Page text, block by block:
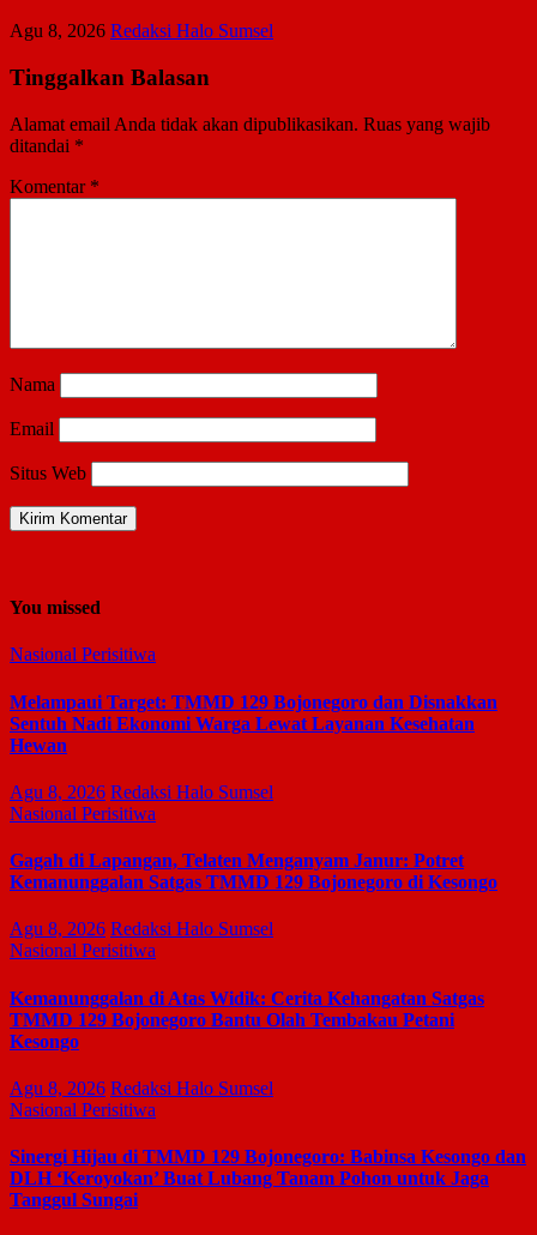
Agu 8, 2026 Redaksi Halo Sumsel
Tinggalkan Balasan
Alamat email Anda tidak akan dipublikasikan. Ruas yang wajib
ditandai *
Komentar *
Nama
Email
Situs Web
You missed
Nasional Perisitiwa
Melampaui Target: TMMD 129 Bojonegoro dan Disnakkan
Sentuh Nadi Ekonomi Warga Lewat Layanan Kesehatan
Hewan
Agu 8, 2026 Redaksi Halo Sumsel
Nasional Perisitiwa
Gagah di Lapangan, Telaten Menganyam Janur: Potret
Kemanunggalan Satgas TMMD 129 Bojonegoro di Kesongo
Agu 8, 2026 Redaksi Halo Sumsel
Nasional Perisitiwa
Kemanunggalan di Atas Widik: Cerita Kehangatan Satgas
TMMD 129 Bojonegoro Bantu Olah Tembakau Petani
Kesongo
Agu 8, 2026 Redaksi Halo Sumsel
Nasional Perisitiwa
Sinergi Hijau di TMMD 129 Bojonegoro: Babinsa Kesongo dan
DLH ‘Keroyokan’ Buat Lubang Tanam Pohon untuk Jaga
Tanggul Sungai